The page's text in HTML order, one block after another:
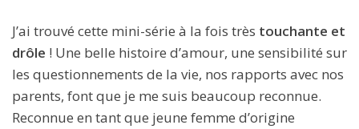
J’ai trouvé cette mini-série à la fois très touchante et
drôle ! Une belle histoire d’amour, une sensibilité sur
les questionnements de la vie, nos rapports avec nos
parents, font que je me suis beaucoup reconnue.
Reconnue en tant que jeune femme d’origine